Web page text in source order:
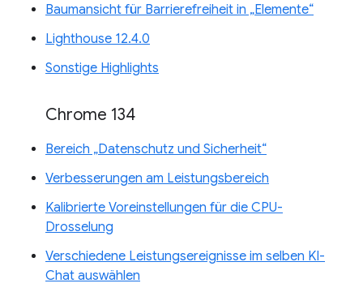
Baumansicht für Barrierefreiheit in „Elemente“
Lighthouse 12.4.0
Sonstige Highlights
Chrome 134
Bereich „Datenschutz und Sicherheit“
Verbesserungen am Leistungsbereich
Kalibrierte Voreinstellungen für die CPU-
Drosselung
Verschiedene Leistungsereignisse im selben KI-
Chat auswählen